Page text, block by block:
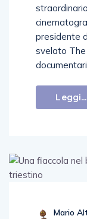
presidente
svelato The
Leggi...
Mario